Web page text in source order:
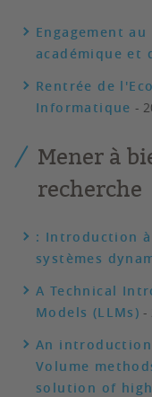
Engagement
académique et
Rentrée de
Informatique -
Mener à
recherche
: Introduction
systèmes
A Technical
Models (LLMs) -
An
Volume
solution of